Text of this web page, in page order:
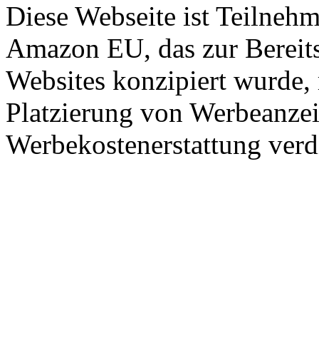
Diese Webseite ist
Amazon EU, das zur
Websites konzipiert
Platzierung von
Werbekostenerstattung